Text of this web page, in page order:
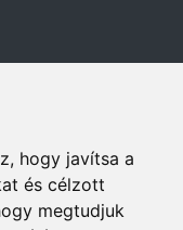
hogy javítsa a
és célzott
megtudjuk